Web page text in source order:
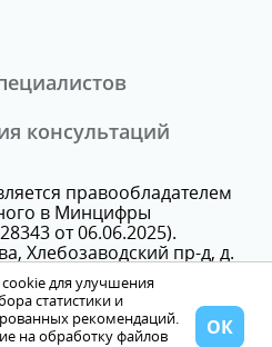
консультаций
правообладателем
в Минцифры
от 06.06.2025).
Хлебозаводский пр-д, д.
Х, комн. 25В
для улучшения
статистики и
рекомендаций.
на обработку файлов
ОК